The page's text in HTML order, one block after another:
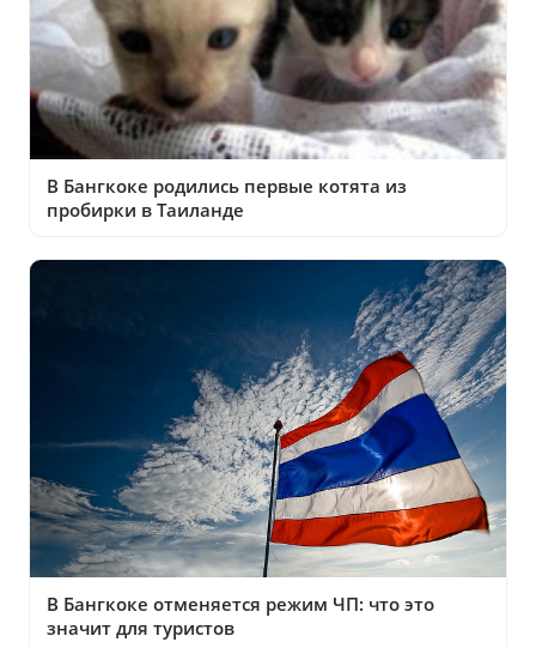
В Бангкоке родились первые котята из
пробирки в Таиланде
В Бангкоке отменяется режим ЧП: что это
значит для туристов